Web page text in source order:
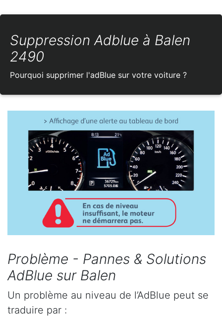
Suppression Adblue à Balen
2490
Pourquoi supprimer l'adBlue sur votre voiture ?
Problème - Pannes & Solutions
AdBlue sur Balen
Un problème au niveau de l’AdBlue peut se
traduire par :